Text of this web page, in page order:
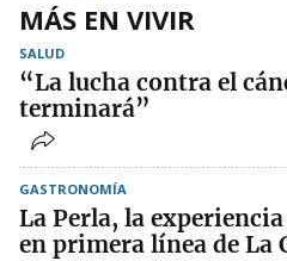
MÁS EN VIVIR
SALUD
“La lucha contra el
terminará”
GASTRONOMÍA
La Perla, la
en primera línea de La